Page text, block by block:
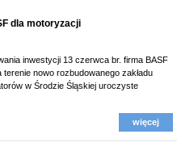
dla motoryzacji
inwestycji 13 czerwca br. firma BASF
terenie nowo rozbudowanego zakładu
w Środzie Śląskiej uroczyste
więcej